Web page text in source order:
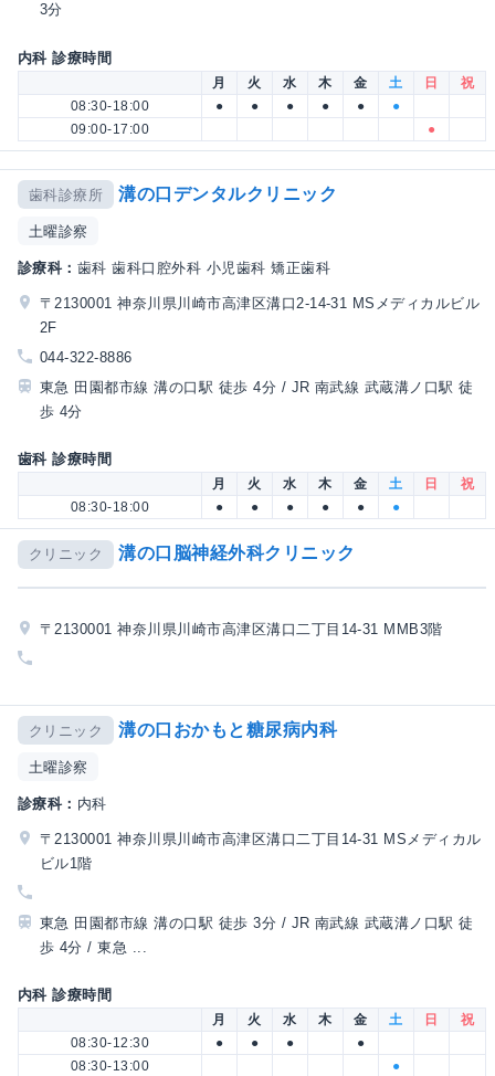
3分
内科 診療時間
月 火 水 木 金 土 日
祝
08:30-18:00
● ● ● ● ●
●
09:00-17:00
●
歯科診療所 溝の口デンタルクリニック
土曜診察
診療科： 歯科 歯科口腔外科 小児歯科 矯正歯科
〒2130001 神奈川県川崎市高津区溝口2-14-31 MSメディカルビル
2F
044-322-8886
東急 田園都市線 溝の口駅 徒歩 4分 / JR 南武線 武蔵溝ノ口駅 徒
歩 4分
歯科 診療時間
月 火 水 木 金 土 日
祝
08:30-18:00
● ● ● ● ● ●
クリニック 溝の口脳神経外科クリニック
〒2130001 神奈川県川崎市高津区溝口二丁目14-31 MMB3階
クリニック 溝の口おかもと糖尿病内科
土曜診察
診療科： 内科
〒2130001 神奈川県川崎市高津区溝口二丁目14-31 MSメディカル
ビル1階
東急 田園都市線 溝の口駅 徒歩 3分 / JR 南武線 武蔵溝ノ口駅 徒
歩 4分 / 東急 ...
内科 診療時間
月 火 水 木 金 土 日
祝
08:30-12:30
● ● ●
●
08:30-13:00
●